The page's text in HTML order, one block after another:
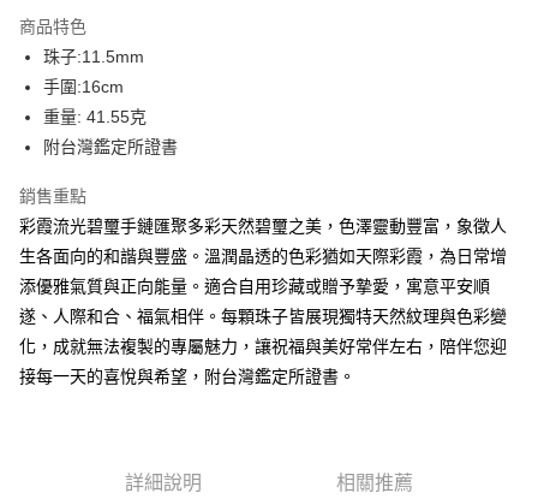
臺灣中小企業銀行
匯豐（台灣）商業銀行
聯邦商業銀行
元大商業銀行
玉山商業銀行
台灣樂天信用卡公司
上海商業儲蓄銀行
國泰世華商業銀行
匯豐（台灣）商業銀行
聯邦商業銀行
元大商業銀行
台新國際商業銀行
台灣樂天信用卡公司
Apple Pay
街口支付
悠遊付
ATM付款
運送方式
台灣-本島宅配-滿$1000免運費
每筆NT$65，滿NT$1,000(含以上)免運費
每筆NT$300
商品特色
珠子:11.5mm
手圍:16cm
重量: 41.55克
附台灣鑑定所證書
銷售重點
彩霞流光碧璽手鏈匯聚多彩天然碧璽之美，色澤靈動豐富，象徵人
生各面向的和諧與豐盛。溫潤晶透的色彩猶如天際彩霞，為日常增
添優雅氣質與正向能量。適合自用珍藏或贈予摯愛，寓意平安順
遂、人際和合、福氣相伴。每顆珠子皆展現獨特天然紋理與色彩變
化，成就無法複製的專屬魅力，讓祝福與美好常伴左右，陪伴您迎
接每一天的喜悅與希望，附台灣鑑定所證書。
詳細說明 相關推薦